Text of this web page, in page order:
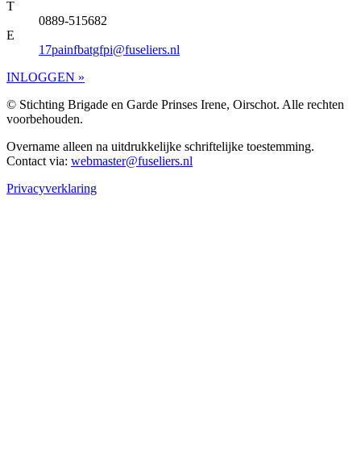
T
0889-515682
E
17painfbatgfpi@fuseliers.nl
INLOGGEN »
© Stichting Brigade en Garde Prinses Irene, Oirschot. Alle rechten
voorbehouden.
Overname alleen na uitdrukkelijke schriftelijke toestemming.
Contact via: webmaster@fuseliers.nl
Privacyverklaring